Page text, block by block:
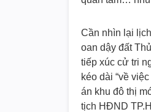
Cần nhìn lại
oan dậy đất
tiếp xúc cử tri
kéo dài “về
án khu đô thị
tịch HĐND